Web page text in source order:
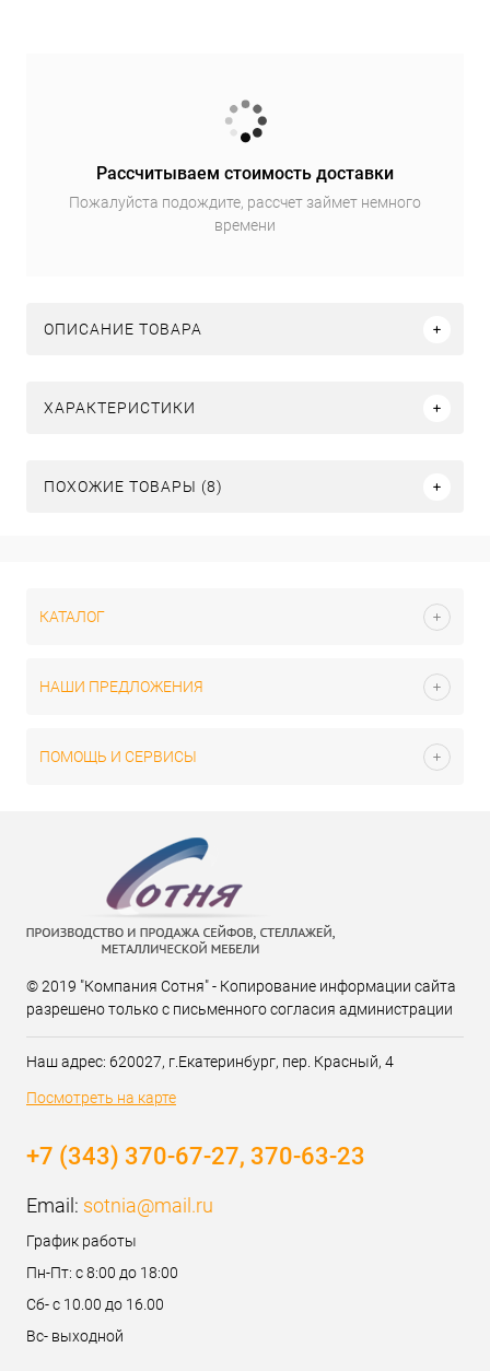
Рассчитываем стоимость доставки
Пожалуйста подождите, рассчет займет немного
времени
ОПИСАНИЕ ТОВАРА
ХАРАКТЕРИСТИКИ
ПОХОЖИЕ ТОВАРЫ (8)
КАТАЛОГ
НАШИ ПРЕДЛОЖЕНИЯ
ПОМОЩЬ И СЕРВИСЫ
© 2019 "Компания Сотня" - Копирование информации сайта
разрешено только с письменного согласия администрации
Наш адрес: 620027, г.Екатеринбург, пер. Красный, 4
Посмотреть на карте
+7 (343) 370-67-27, 370-63-23
Email: sotnia@mail.ru
График работы
Пн-Пт: с 8:00 до 18:00
Сб- с 10.00 до 16.00
Вс- выходной